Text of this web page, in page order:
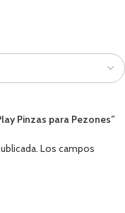
Pinzas para Pezones”
Los campos